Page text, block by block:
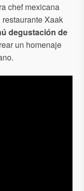
chef mexicana
Xaak
degustación de
un homenaje